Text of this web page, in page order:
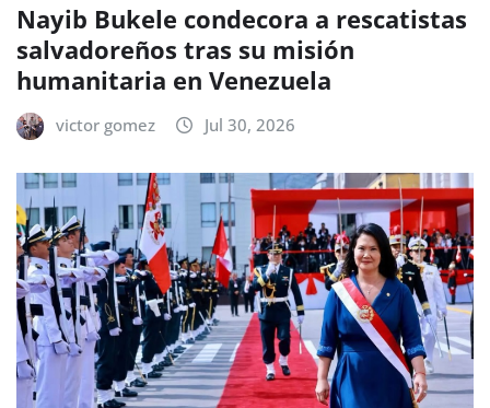
Nayib Bukele condecora a rescatistas
salvadoreños tras su misión
humanitaria en Venezuela
victor gomez Jul 30, 2026